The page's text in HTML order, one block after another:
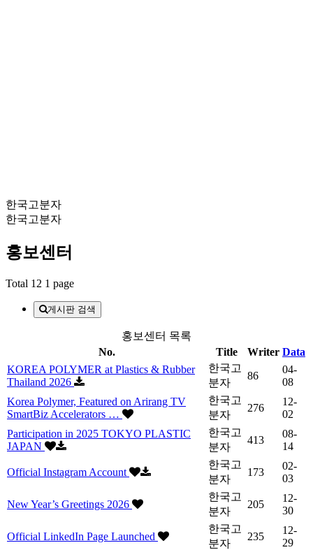
한국고분자
한국고분자
홍보센터
Total 12 1 page
게시판 검색
홍보센터 목록
No.
Title Writer Data
KOREA POLYMER at Plastics & Rubber
Thailand 2026
한국고
분자
86
04-
08
Korea Polymer, Featured on Arirang TV
SmartBiz Accelerators …
한국고
분자
276
12-
02
Participation in 2025 TOKYO PLASTIC
JAPAN
한국고
분자
413
08-
14
Official Instagram Account
한국고
분자
173
02-
03
New Year’s Greetings 2026
한국고
분자
205
12-
30
Official LinkedIn Page Launched
한국고
분자
235
12-
29